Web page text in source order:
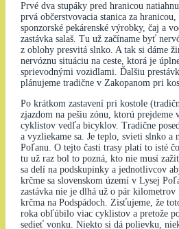
Prvé dva stupáky pred hranicou
prvá občerstvovacia stanica za
sponzorské pekárenské výrobky, čaj a
zastávka salaš. Tu už začíname byť
z oblohy presvitá slnko. A tak si dáme
nervóznu situáciu na ceste, ktorá je
sprievodnými vozidlami. Ďalšiu
plánujeme tradične v Zakopanom pri
Po krátkom zastavení pri kostole
zjazdom na pešiu zónu, ktorú prejdeme
cyklistov vedľa bicyklov. Tradične
a vyzliekame sa. Je teplo, svieti slnko a
Poľanu. O tejto časti trasy platí to isté
tu už raz bol to pozná, kto nie musí
sa delí na podskupinky a jednotlivcov
krčme sa slovenskom území v Lysej
zastávka nie je dlhá už o pár kilometrov
krčma na Podspádoch. Zisťujeme, že
roka obľúbilo viac cyklistov a pretože
sedieť vonku. Niekto si dá polievku,